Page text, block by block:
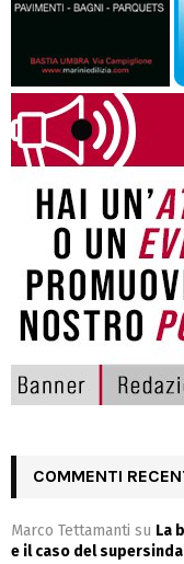
COMMENTI
Marco Tettamanti su La
e il caso del